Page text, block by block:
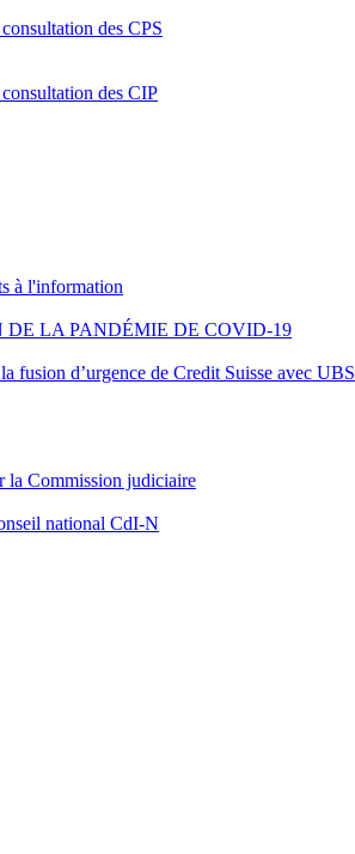
des CPS
des CIP
à l'information
DE LA PANDÉMIE DE COVID-19
fusion d’urgence de Credit Suisse avec UBS
la Commission judiciaire
national CdI-N